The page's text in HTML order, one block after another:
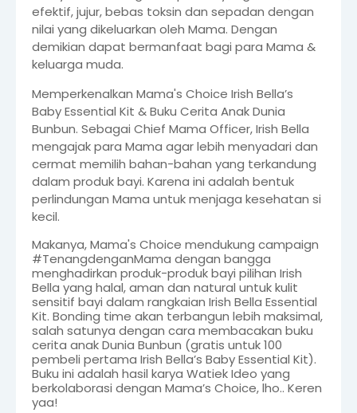
efektif, jujur, bebas toksin dan sepadan dengan
nilai yang dikeluarkan oleh Mama. Dengan
demikian dapat bermanfaat bagi para Mama &
keluarga muda.
Memperkenalkan Mama's Choice Irish Bella’s
Baby Essential Kit & Buku Cerita Anak Dunia
Bunbun. Sebagai Chief Mama Officer, Irish Bella
mengajak para Mama agar lebih menyadari dan
cermat memilih bahan-bahan yang terkandung
dalam produk bayi. Karena ini adalah bentuk
perlindungan Mama untuk menjaga kesehatan si
kecil.
Makanya, Mama's Choice mendukung campaign
#TenangdenganMama dengan bangga
menghadirkan produk-produk bayi pilihan Irish
Bella yang halal, aman dan natural untuk kulit
sensitif bayi dalam rangkaian Irish Bella Essential
Kit. Bonding time akan terbangun lebih maksimal,
salah satunya dengan cara membacakan buku
cerita anak Dunia Bunbun (gratis untuk 100
pembeli pertama Irish Bella’s Baby Essential Kit).
Buku ini adalah hasil karya Watiek Ideo yang
berkolaborasi dengan Mama’s Choice, lho.. Keren
yaa!